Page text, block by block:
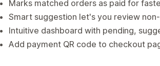
Marks matched orders as paid for
Smart suggestion let's you review
Intuitive dashboard with pending,
Add payment QR code to checkout